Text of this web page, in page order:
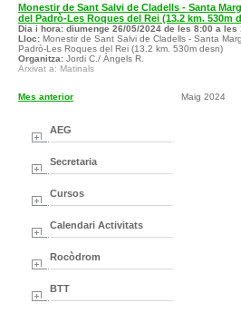
AEG
Secretaria
Cursos
Calendari Activitats
Rocòdrom
BTT
Monestir de Sant Salvi de Cladells - Santa
del Padrò-Les Roques del Rei (13.2 km. 530m
Dia i hora: diumenge 26/05/2024 de les 8:00 a les
Lloc: Monestir de Sant Salvi de Cladells - Santa
Padrò-Les Roques del Rei (13.2 km. 530m desn)
Organitza: Jordi C./ Àngels R.
Arxivat a: Matinals
Mes anterior Maig 2024